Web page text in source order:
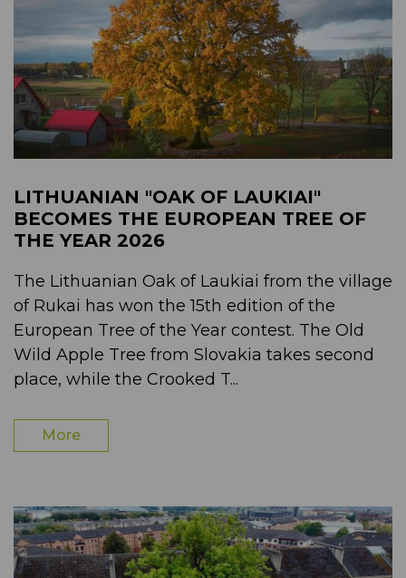
LITHUANIAN "OAK OF LAUKIAI"
BECOMES THE EUROPEAN TREE OF
THE YEAR 2026
The Lithuanian Oak of Laukiai from the village
of Rukai has won the 15th edition of the
European Tree of the Year contest. The Old
Wild Apple Tree from Slovakia takes second
place, while the Crooked T...
More